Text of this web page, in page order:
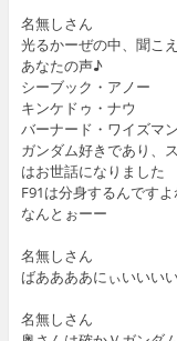
名無しさん
光るかーぜの中、聞こ
あなたの声♪
シーブック・アノー
キンケドゥ・ナウ
バーナード・ワイズマン
ガンダム好きであり、
はお世話になりました
F91は分身するんです
なんとぉーー
名無しさん
ばああああにぃいい
名無しさん